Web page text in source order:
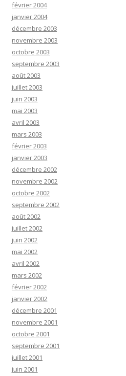
février 2004
janvier 2004
décembre 2003
novembre 2003
octobre 2003
septembre 2003
août 2003
juillet 2003
juin 2003
mai 2003
avril 2003
mars 2003
février 2003
janvier 2003
décembre 2002
novembre 2002
octobre 2002
septembre 2002
août 2002
juillet 2002
juin 2002
mai 2002
avril 2002
mars 2002
février 2002
janvier 2002
décembre 2001
novembre 2001
octobre 2001
septembre 2001
juillet 2001
juin 2001